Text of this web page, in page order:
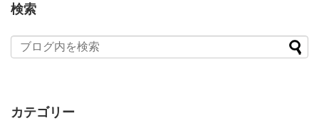
検索
カテゴリー